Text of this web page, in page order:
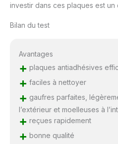
investir dans ces plaques est un
Bilan du test
Avantages
+ plaques antiadhésives
+ faciles à nettoyer
+ gaufres parfaites,
l’extérieur et moelleuses à
+ reçues rapidement
+ bonne qualité